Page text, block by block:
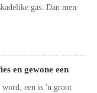
gas. Dan men
en gewone een
word, een is 'n groot